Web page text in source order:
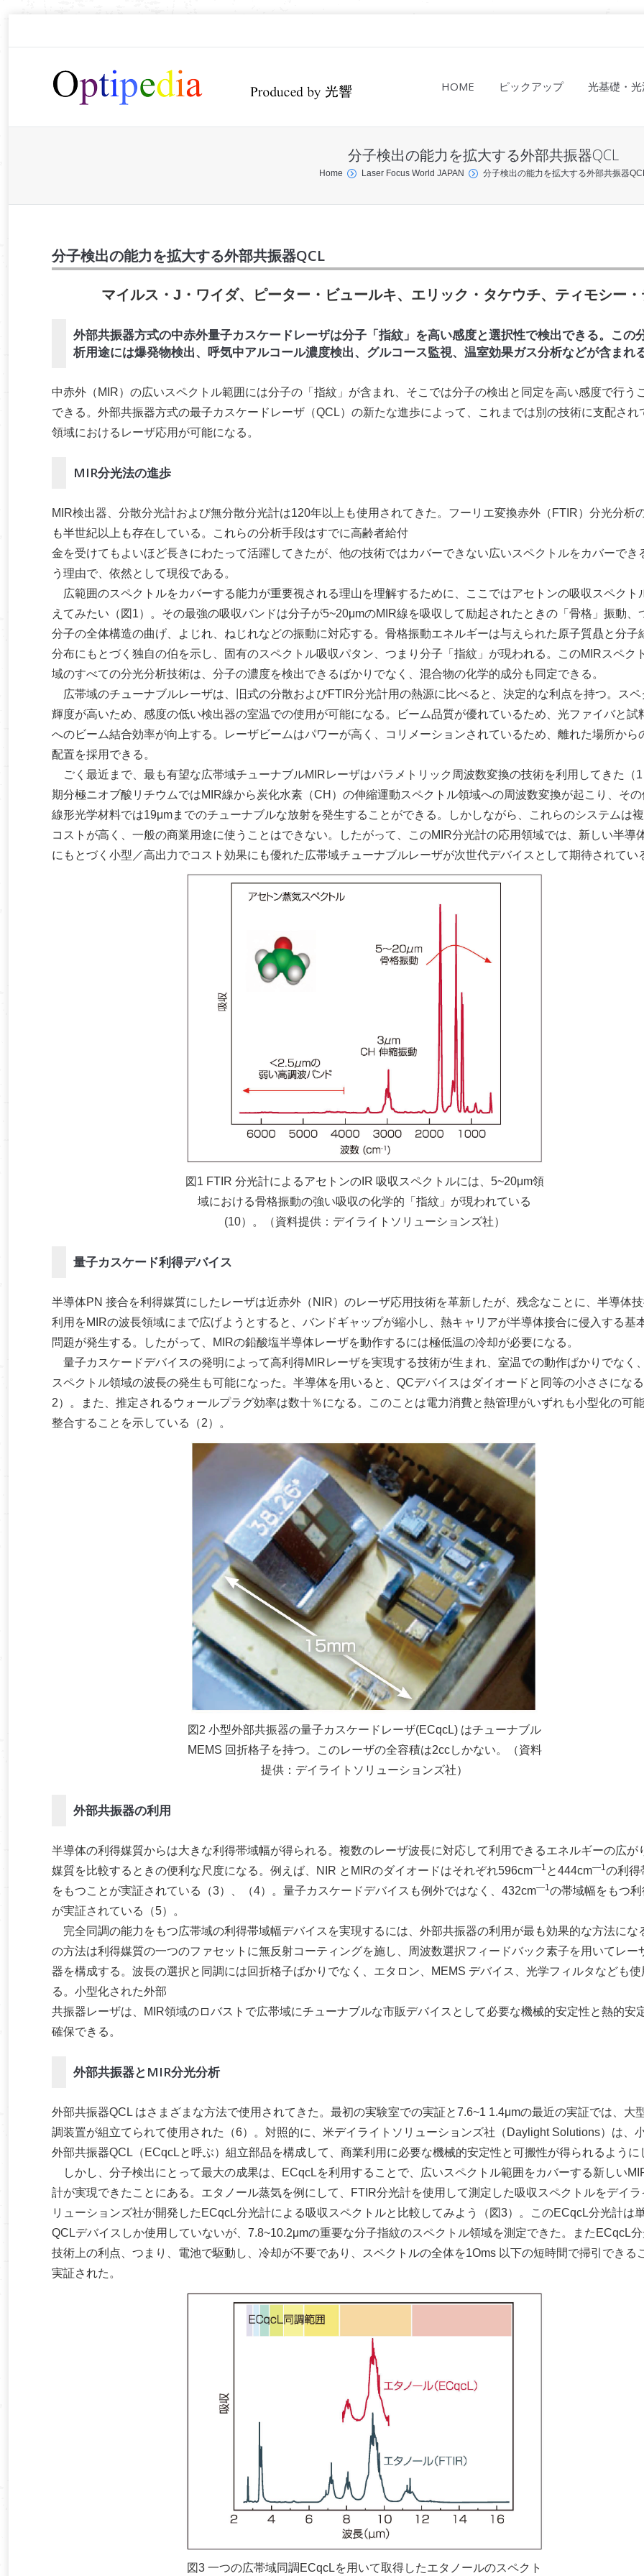
HOME ピックアップ 光基礎・
分子検出の能力を拡大する外部共振器QCL
Home Laser Focus World JAPAN 分子検出の能力を拡大する外部共振器
分子検出の能力を拡大する外部共振器QCL
マイルス・J・ワイダ、ピーター・ビュールキ、エリック・タケウチ、ティモシー
外部共振器方式の中赤外量子カスケードレーザは分子「指紋」を高い感度と選択性で検出できる。この
析用途には爆発物検出、呼気中アルコール濃度検出、グルコース監視、温室効果ガス分析などが含まれ
中赤外（MIR）の広いスペクトル範囲には分子の「指紋」が含まれ、そこでは分子の検出と同定を高い感度で行う
できる。外部共振器方式の最子カスケードレーザ（QCL）の新たな進歩によって、これまでは別の技術に支配され
領域におけるレーザ応用が可能になる。
MIR分光法の進歩
MIR検出器、分散分光計および無分散分光計は120年以上も使用されてきた。フーリエ変換赤外（FTIR）分光分析
も半世紀以上も存在している。これらの分析手段はすでに高齢者給付
金を受けてもよいほど長きにわたって活躍してきたが、他の技術ではカバーできない広いスペクトルをカバーでき
う理由で、依然として現役である。
広範囲のスペクトルをカバーする能力が重要視される理山を理解するために、ここではアセトンの吸収スペクト
えてみたい（図1）。その最強の吸収バンドは分子が5~20μmのMIR線を吸収して励起されたときの「骨格」振動、
分子の全体構造の曲げ、よじれ、ねじれなどの振動に対応する。骨格振動エネルギーは与えられた原子質贔と分子
分布にもとづく独自の伯を示し、固有のスペクトル吸収パタン、つまり分子「指紋」が現われる。このMIRスペク
域のすべての分光分析技術は、分子の濃度を検出できるばかりでなく、混合物の化学的成分も同定できる。
広帯域のチューナブルレーザは、旧式の分散およびFTIR分光計用の熱源に比べると、決定的な利点を持つ。スペ
輝度が高いため、感度の低い検出器の室温での使用が可能になる。ビーム品質が優れているため、光ファイバと試
へのビーム結合効率が向上する。レーザビームはパワーが高く、コリメーションされているため、離れた場所から
配置を採用できる。
ごく最近まで、最も有望な広帯域チューナブルMIRレーザはパラメトリック周波数変換の技術を利用してきた（
期分極ニオブ酸リチウムではMIR線から炭化水素（CH）の伸縮運動スペクトル領域への周波数変換が起こり、そ
線形光学材料では19μmまでのチューナブルな放射を発生することができる。しかしながら、これらのシステムは
コストが高く、一般の商業用途に使うことはできない。したがって、このMIR分光計の応用領域では、新しい半導
にもとづく小型／高出力でコスト効果にも優れた広帯域チューナブルレーザが次世代デバイスとして期待されてい
図1 FTIR 分光計によるアセトンのIR 吸収スペクトルには、5~20μm領
域における骨格振動の強い吸収の化学的「指紋」が現われている
(10）。（資料提供：デイライトソリューションズ社）
量子カスケード利得デバイス
半導体PN 接合を利得媒質にしたレーザは近赤外（NIR）のレーザ応用技術を革新したが、残念なことに、半導体
利用をMIRの波長領域にまで広げようとすると、バンドギャップが縮小し、熱キャリアが半導体接合に侵入する基
問題が発生する。したがって、MIRの鉛酸塩半導体レーザを動作するには極低温の冷却が必要になる。
量子カスケードデバイスの発明によって高利得MIRレーザを実現する技術が生まれ、室温での動作ばかりでなく
スペクトル領域の波長の発生も可能になった。半導体を用いると、QCデバイスはダイオードと同等の小ささにな
2）。また、推定されるウォールプラグ効率は数十％になる。このことは電力消費と熱管理がいずれも小型化の可
整合することを示している（2）。
図2 小型外部共振器の量子カスケードレーザ(ECqcL) はチューナブル
MEMS 回折格子を持つ。このレーザの全容積は2ccしかない。（資料
提供：デイライトソリューションズ社）
外部共振器の利用
半導体の利得媒質からは大きな利得帯域幅が得られる。複数のレーザ波長に対応して利用できるエネルギーの広が
媒質を比較するときの便利な尺度になる。例えば、NIR とMIRのダイオードはそれぞれ596cm―1 と444cm―1の利得
をもつことが実証されている（3）、（4）。量子カスケードデバイスも例外ではなく、432cm―1の帯域幅をもつ
が実証されている（5）。
完全同調の能力をもつ広帯域の利得帯域幅デバイスを実現するには、外部共振器の利用が最も効果的な方法にな
の方法は利得媒質の一つのファセットに無反射コーティングを施し、周波数選択フィードバック素子を用いてレー
器を構成する。波長の選択と同調には回折格子ばかりでなく、エタロン、MEMS デバイス、光学フィルタなども使
る。小型化された外部
共振器レーザは、MIR領域のロバストで広帯域にチューナブルな市販デバイスとして必要な機械的安定性と熱的安
確保できる。
外部共振器とMIR分光分析
外部共振器QCL はさまざまな方法で使用されてきた。最初の実験室での実証と7.6~1 1.4μmの最近の実証では、大
調装置が組立てられて使用された（6）。対照的に、米デイライトソリューションズ社（Daylight Solutions）は、
外部共振器QCL（ECqcLと呼ぶ）組立部品を構成して、商業利用に必要な機械的安定性と可搬性が得られるように
しかし、分子検出にとって最大の成果は、ECqcLを利用することで、広いスペクトル範囲をカバーする新しい
計が実現できたことにある。エタノール蒸気を例にして、FTIR分光計を使用して測定した吸収スペクトルをデイラ
リューションズ社が開発したECqcL分光計による吸収スペクトルと比較してみよう（図3）。このECqcL分光計は
QCLデバイスしか使用していないが、7.8~10.2μmの重要な分子指紋のスペクトル領域を測定できた。またECqcL
技術上の利点、つまり、電池で駆動し、冷却が不要であり、スペクトルの全体を1Oms 以下の短時間で掃引できる
実証された。
図3 一つの広帯域同調ECqcLを用いて取得したエタノールのスペクト